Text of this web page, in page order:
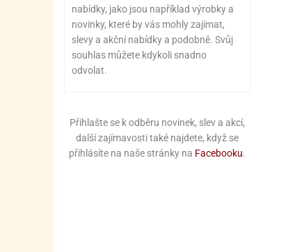
nabídky, jako jsou například výrobky a
novinky, které by vás mohly zajímat,
slevy a akční nabídky a podobně. Svůj
souhlas můžete kdykoli snadno
odvolat.
Přihlašte se k odběru novinek, slev a akcí,
další zajímavosti také najdete, když se
přihlásíte na naše stránky na Facebooku.